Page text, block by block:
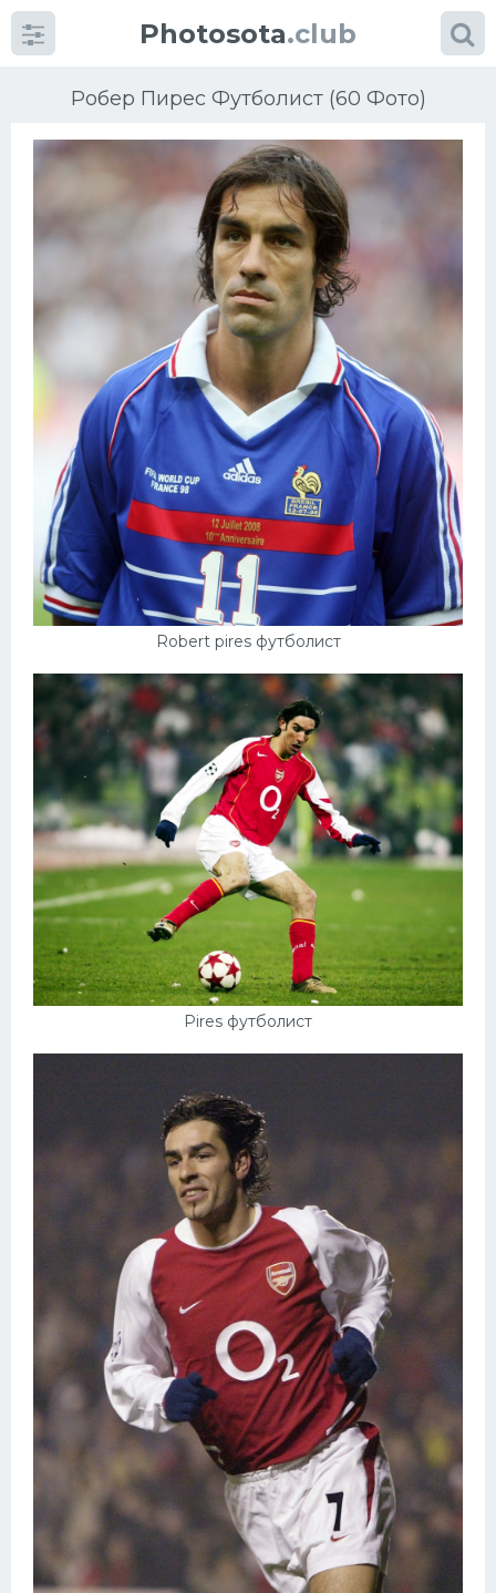
Photosota.club
Робер Пирес Футболист (60 Фото)
Robert pires футболист
Pires футболист
Фото
Футбол
Баскетбол
Хоккей
Велогонки
Конькобежный спорт
Тренажеры
Интерьер квартиры